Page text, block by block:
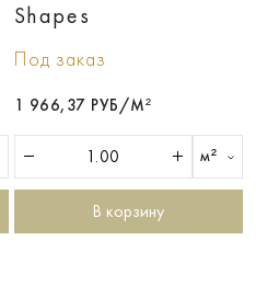
Shapes
Под заказ
1 966,37 РУБ/М²
м²
В корзину